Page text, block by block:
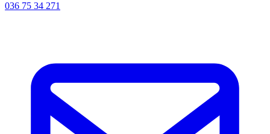
036 75 34 271